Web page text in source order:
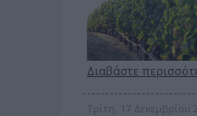
Διαβάστε
Τρίτη, 17 Δεκεμβρίου